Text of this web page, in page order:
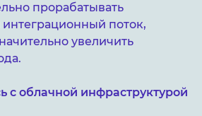
прорабатывать
поток,
увеличить
с облачной инфраструктурой